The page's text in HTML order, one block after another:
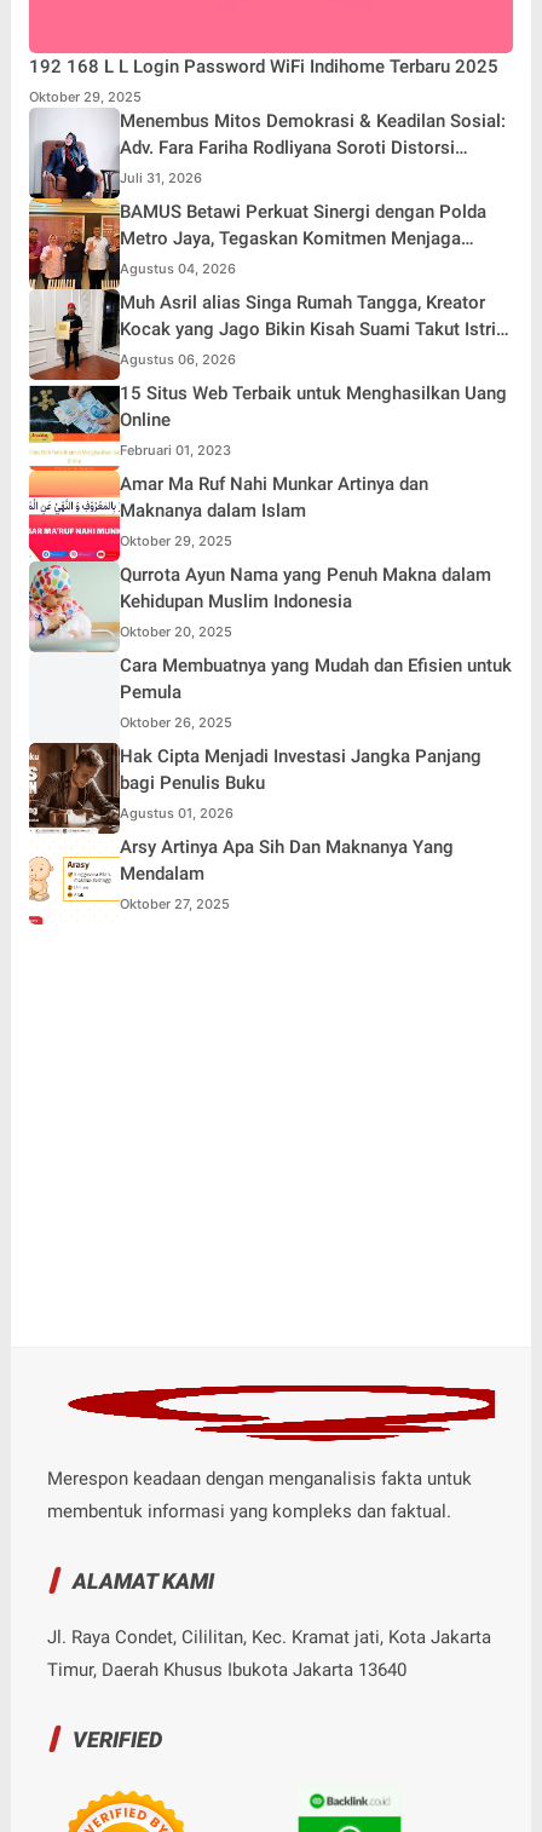
192 168 L L Login Password WiFi Indihome Terbaru 2025
Oktober 29, 2025
Menembus Mitos Demokrasi & Keadilan Sosial:
Adv. Fara Fariha Rodliyana Soroti Distorsi
Simpati Publik dan Aksi Main Hakim Sendiri
Juli 31, 2026
BAMUS Betawi Perkuat Sinergi dengan Polda
Metro Jaya, Tegaskan Komitmen Menjaga
Jakarta Aman, Damai, dan Kondusif Jelang HUT
ke-81 Republik Indonesia
Agustus 04, 2026
Muh Asril alias Singa Rumah Tangga, Kreator
Kocak yang Jago Bikin Kisah Suami Takut Istri
Jadi Hiburan
Agustus 06, 2026
15 Situs Web Terbaik untuk Menghasilkan Uang
Online
Februari 01, 2023
Amar Ma Ruf Nahi Munkar Artinya dan
Maknanya dalam Islam
Oktober 29, 2025
Qurrota Ayun Nama yang Penuh Makna dalam
Kehidupan Muslim Indonesia
Oktober 20, 2025
Cara Membuatnya yang Mudah dan Efisien untuk
Pemula
Oktober 26, 2025
Hak Cipta Menjadi Investasi Jangka Panjang
bagi Penulis Buku
Agustus 01, 2026
Arsy Artinya Apa Sih Dan Maknanya Yang
Mendalam
Oktober 27, 2025
Merespon keadaan dengan menganalisis fakta untuk
membentuk informasi yang kompleks dan faktual.
ALAMAT KAMI
Jl. Raya Condet, Cililitan, Kec. Kramat jati, Kota Jakarta
Timur, Daerah Khusus Ibukota Jakarta 13640
VERIFIED